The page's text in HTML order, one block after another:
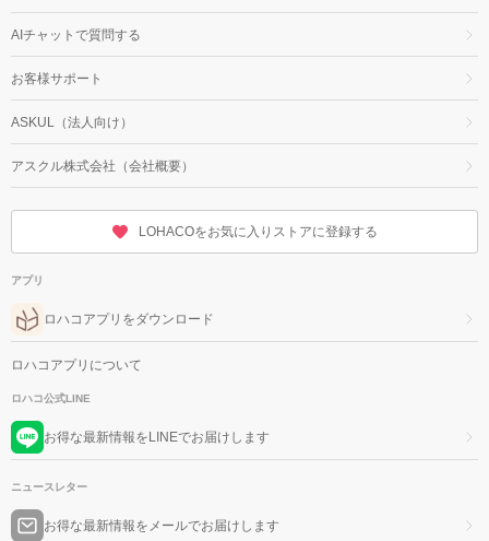
AIチャットで質問する
お客様サポート
ASKUL（法人向け）
アスクル株式会社（会社概要）
LOHACOをお気に入りストアに登録する
アプリ
ロハコアプリをダウンロード
ロハコアプリについて
ロハコ公式LINE
お得な最新情報をLINEでお届けします
ニュースレター
お得な最新情報をメールでお届けします